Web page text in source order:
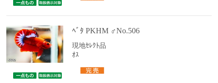
ﾍﾞﾀ PKHM ♂No.506
現地ｾﾚｸﾄ品
ｵｽ